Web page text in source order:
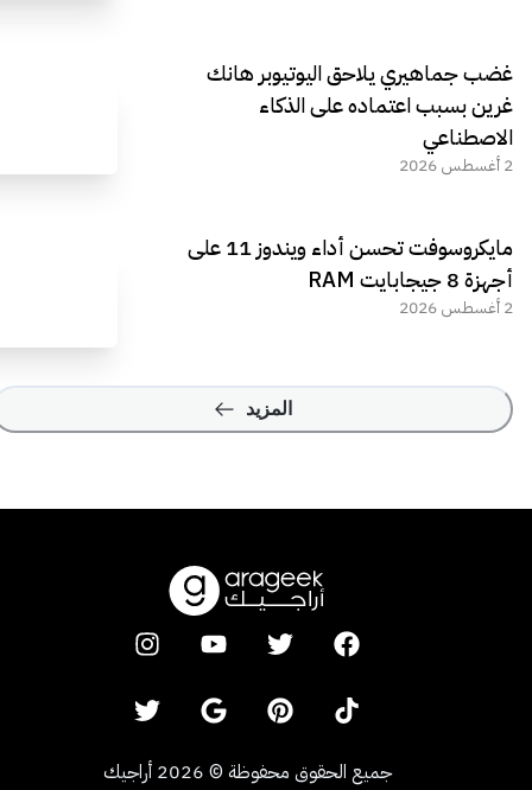
غضب جماهيري يلاحق اليوتيوبر هانك
غرين بسبب اعتماده على الذكاء
الاصطناعي
2 أغسطس 2026
مايكروسوفت تحسن أداء ويندوز 11 على
أجهزة 8 جيجابايت RAM
2 أغسطس 2026
المزيد
جميع الحقوق محفوظة ©
2026 أراجيك